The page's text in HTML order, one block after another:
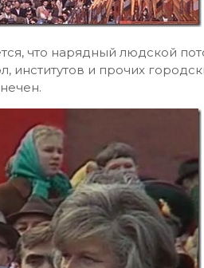
что нарядный людской
институтов и прочих